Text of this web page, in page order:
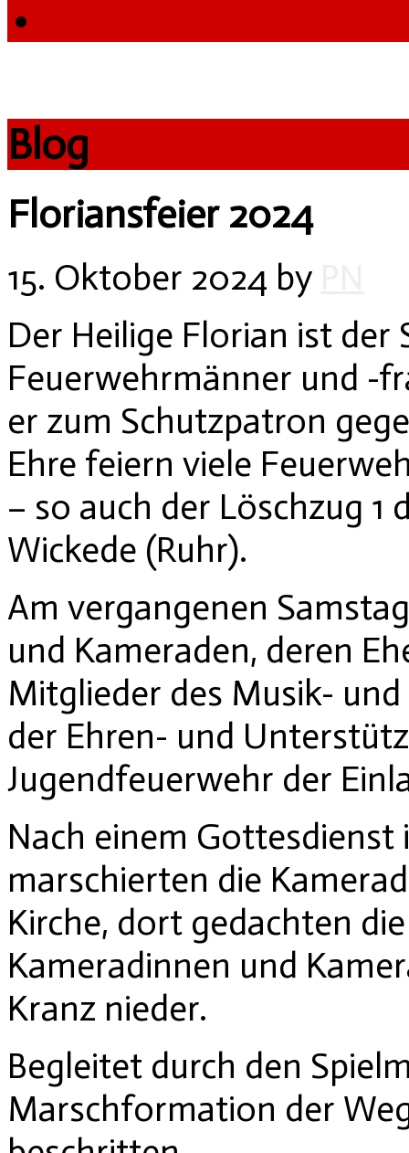
Blog
Floriansfeier 2024
15. Oktober 2024 by
Der Heilige Florian ist
Feuerwehrmänner und -
er zum Schutzpatron
Ehre feiern viele
– so auch der Löschzug
Wickede (Ruhr).
Am vergangenen
und Kameraden, deren
Mitglieder des Musik-
der Ehren- und
Jugendfeuerwehr der
Nach einem Gottesdienst
marschierten die
Kirche, dort gedachten
Kameradinnen und
Kranz nieder.
Begleitet durch den
Marschformation der